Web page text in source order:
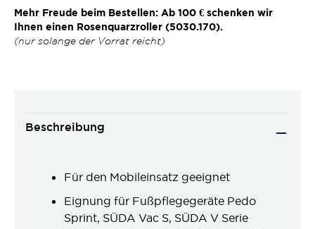
Mehr Freude beim Bestellen: Ab 100 € schenken wir
Ihnen einen Rosenquarzroller (5030.170).
(nur solange der Vorrat reicht)
Beschreibung
Für den Mobileinsatz geeignet
Eignung für Fußpflegegeräte Pedo
Sprint, SÜDA Vac S, SÜDA V Serie